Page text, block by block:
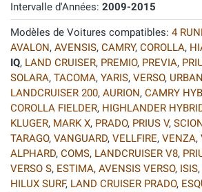
Intervalle d'Années: 2009-2015
Modèles de Voitures compatibles: 4
AVALON, AVENSIS, CAMRY, COROLLA,
IQ, LAND CRUISER, PREMIO, PREVIA,
SOLARA, TACOMA, YARIS, VERSO,
LANDCRUISER 200, AURION, CAMRY
COROLLA FIELDER, HIGHLANDER
KLUGER, MARK X, PRADO, PRIUS V,
TARAGO, VANGUARD, VELLFIRE, VENZA,
ALPHARD, COMS, LANDCRUISER V8,
VERSO S, ESTIMA, AVENSIS VERSO, ISIS,
HILUX SURF, LAND CRUISER PRADO,